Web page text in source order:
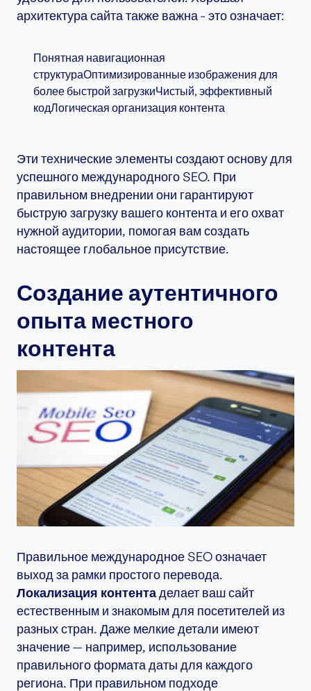
архитектура сайта также важна - это означает:
Понятная навигационная
структураОптимизированные изображения для
более быстрой загрузкиЧистый, эффективный
кодЛогическая организация контента
Эти технические элементы создают основу для
успешного международного SEO. При
правильном внедрении они гарантируют
быструю загрузку вашего контента и его охват
нужной аудитории, помогая вам создать
настоящее глобальное присутствие.
Создание аутентичного
опыта местного
контента
Правильное международное SEO означает
выход за рамки простого перевода.
Локализация контентаделает ваш сайт
естественным и знакомым для посетителей из
разных стран. Даже мелкие детали имеют
значение — например, использование
правильного формата даты для каждого
региона. При правильном подходе